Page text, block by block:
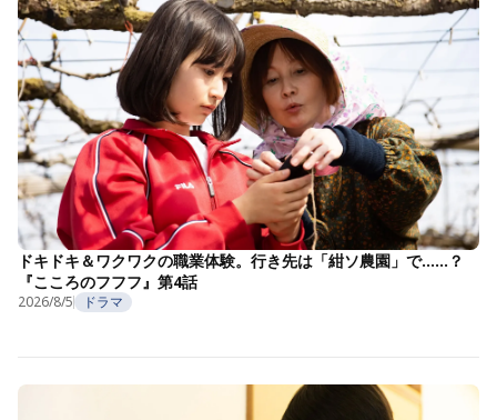
ドキドキ＆ワクワクの職業体験。行き先は「紺ソ農園」で……？
『こころのフフフ』第4話
2026/8/5 ドラマ